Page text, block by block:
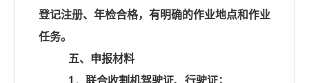
登记注册、年检合格，有明确的作业地点和作业
任务。
五、申报材料